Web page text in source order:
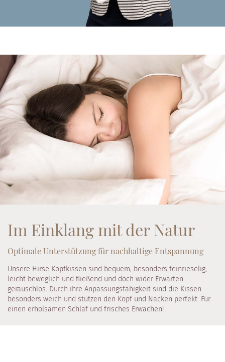
Im Einklang mit der Natur
Optimale Unterstützung für nachhaltige Entspannung
Unsere Hirse Kopfkissen sind bequem, besonders feinrieselig,
leicht beweglich und fließend und doch wider Erwarten
geräuschlos. Durch ihre Anpassungsfähigkeit sind die Kissen
besonders weich und stützen den Kopf und Nacken perfekt. Für
einen erholsamen Schlaf und frisches Erwachen!